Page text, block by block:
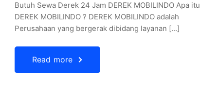
Butuh Sewa Derek 24 Jam DEREK MOBILINDO Apa itu
DEREK MOBILINDO ? DEREK MOBILINDO adalah
Perusahaan yang bergerak dibidang layanan [...]
Read more